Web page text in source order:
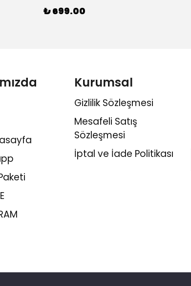
₺ 699.00
Kurumsal
Gizlilik Sözleşmesi
Mesafeli Satış
Sözleşmesi
İptal ve İade Politikası